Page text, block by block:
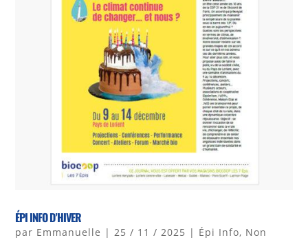
ÉPI INFO D’HIVER
par Emmanuelle | 25 / 11 / 2025 | Épi Info, Non